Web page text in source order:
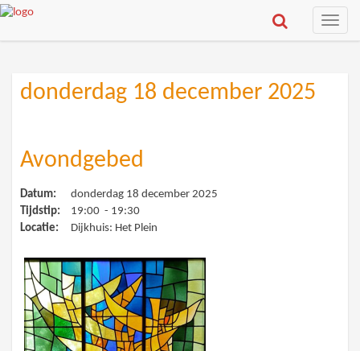
Toggle
donderdag 18 december 2025
Avondgebed
Datum:
donderdag 18 december 2025
Tijdstip:
19:00 - 19:30
Locatie:
Dijkhuis: Het Plein